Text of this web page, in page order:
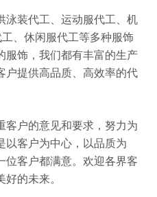
泳装代工、运动服代工、机
、休闲服代工等多种服饰
服饰，我们都有丰富的生产
户提供高品质、高效率的代
客户的意见和要求，努力为
以客户为中心，以品质为
位客户都满意。欢迎各界客
的未来。